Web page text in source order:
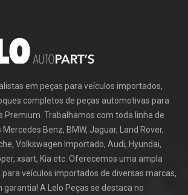
em peças para veículos importados,
completos de peças automotivas para
Premium. Trabalhamos com toda linha de
Benz, BMW, Jaguar, Land Rover,
Volkswagen Importado, Audi, Hyundai,
xsart, Kia etc. Oferecemos uma ampla
veículos importados de diversas marcas,
garantia! A Lelo Peças se destaca no